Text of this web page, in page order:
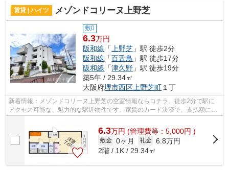
賃貸 | ハイツ メゾンドコリーヌ上野芝
敷0
6.3万円
阪和線 「 上野芝 」駅 徒歩2分
阪和線 「百舌鳥 」駅 徒歩17分
阪和線 「津久野 」駅 徒歩19分
築5年 / 29.34㎡
大阪府堺市西区 上野芝町 １丁
新着情報：メゾンドコリーヌ上野芝の空室情報ならコチラ。徒歩2分で駅に
アクセス可能な、魅力的な駅近物件です。家賃のカード決済で、支払額に応
6.3万円 (管理費等：5,000円 )
敷金 0ヶ月 礼金 6.8万円
2階 / 1K / 29.34㎡